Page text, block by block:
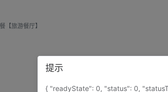
旅游餐厅】
提示
{ "readyState": 0, "status": 0,